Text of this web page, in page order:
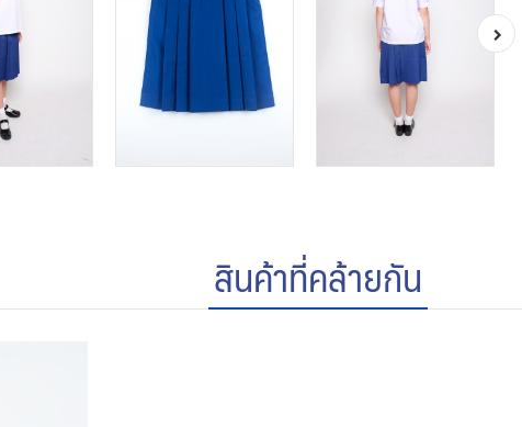
สินค้าที่คล้ายกัน